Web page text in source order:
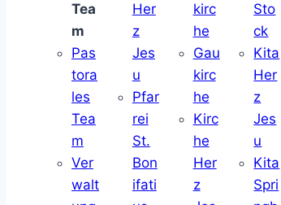
Tea
m
Pas
tora
les
Tea
m
Ver
walt
Her
z
Jes
u
Pfar
rei
St.
Bon
ifati
kirc
he
Gau
kirc
he
Kirc
he
Her
z
Sto
ck
Kita
Her
z
Jes
u
Kita
Spri